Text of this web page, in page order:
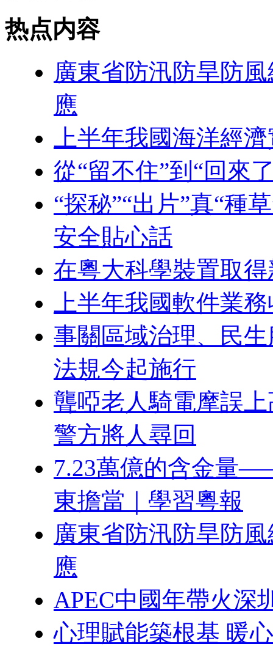
热点内容
廣東省防汛防旱防
應
上半年我國海洋經
從“留不住”到“回來
“探秘”“出片”真“種
安全貼心話
在粵大科學裝置取
上半年我國軟件業
事關區域治理、民
法規今起施行
聾啞老人騎電摩誤
警方將人尋回
7.23萬億的含金量
東擔當｜學習粵報
廣東省防汛防旱防
應
APEC中國年帶火深
心理賦能築根基 暖